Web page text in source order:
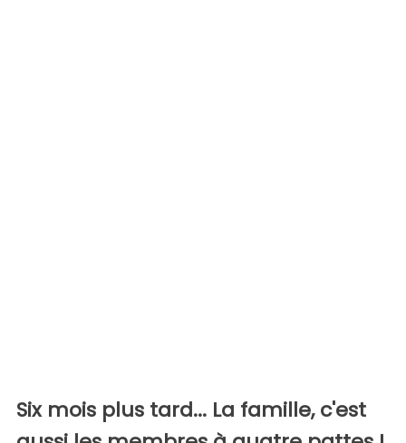
Six mois plus tard... La famille, c'est